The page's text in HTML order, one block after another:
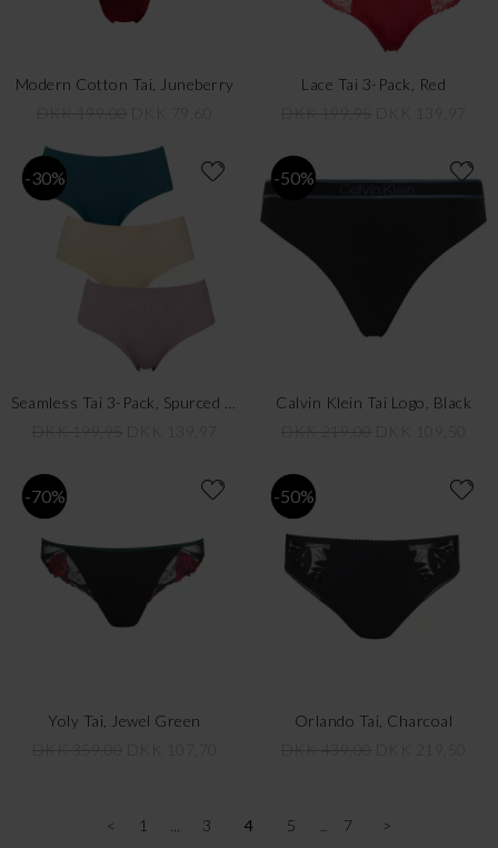
Modern Cotton Tai, Juneberry
Lace Tai 3-Pack, Red
-30% -50%
Calvin Klein Tai Logo, Black
-70%
Yoly Tai, Jewel Green
-50%
Orlando Tai, Charcoal
< 1 3 4 5 7 >